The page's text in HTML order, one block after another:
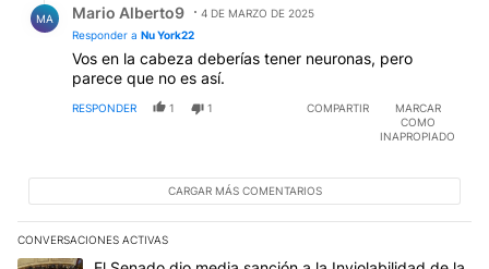
MA Mario Alberto9
4 DE MARZO DE 2025
Responder a Nu York22
Vos en la cabeza deberías tener neuronas, pero
parece que no es así.
RESPONDER 1 1 COMPARTIR
MARCAR
COMO
INAPROPIADO
CARGAR MÁS COMENTARIOS
CONVERSACIONES ACTIVAS
Este listado muestra los artículos con más comentarios en los